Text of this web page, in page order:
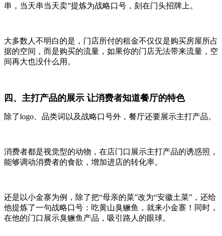
串，当天串当天卖”提炼为战略口号，刻在门头招牌上。
大多数人不明白的是，门店所付的租金不仅仅是购买房屋所占
据的空间，而是购买的流量，如果你的门店无法带来流量，空
间再大也没什么用。
四、主打产品的展示 让消费者知道餐厅的特色
除了logo、品类词以及战略口号外，餐厅还要展示主打产品。
消费者都是视觉型的动物，在店门口展示主打产品的诱惑照，
能够调动消费者的食欲，增加进店的转化率。
还是以小金寨为例，除了把“母亲的菜”改为“安徽土菜”，还给
他提炼了一句战略口号：吃黄山臭鳜鱼，就来小金寨！同时，
在他的门口展示臭鳜鱼产品，吸引路人的眼球。